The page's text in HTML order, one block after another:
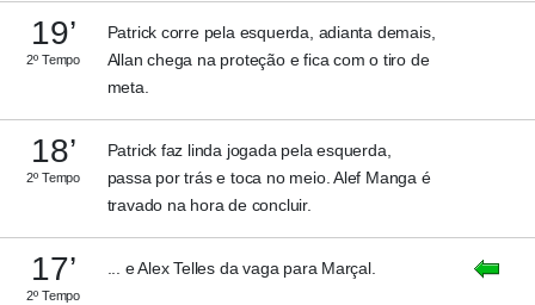
19’
2º Tempo
Patrick corre pela esquerda, adianta demais,
Allan chega na proteção e fica com o tiro de
meta.
18’
2º Tempo
Patrick faz linda jogada pela esquerda,
passa por trás e toca no meio. Alef Manga é
travado na hora de concluir.
17’
2º Tempo
... e Alex Telles da vaga para Marçal.